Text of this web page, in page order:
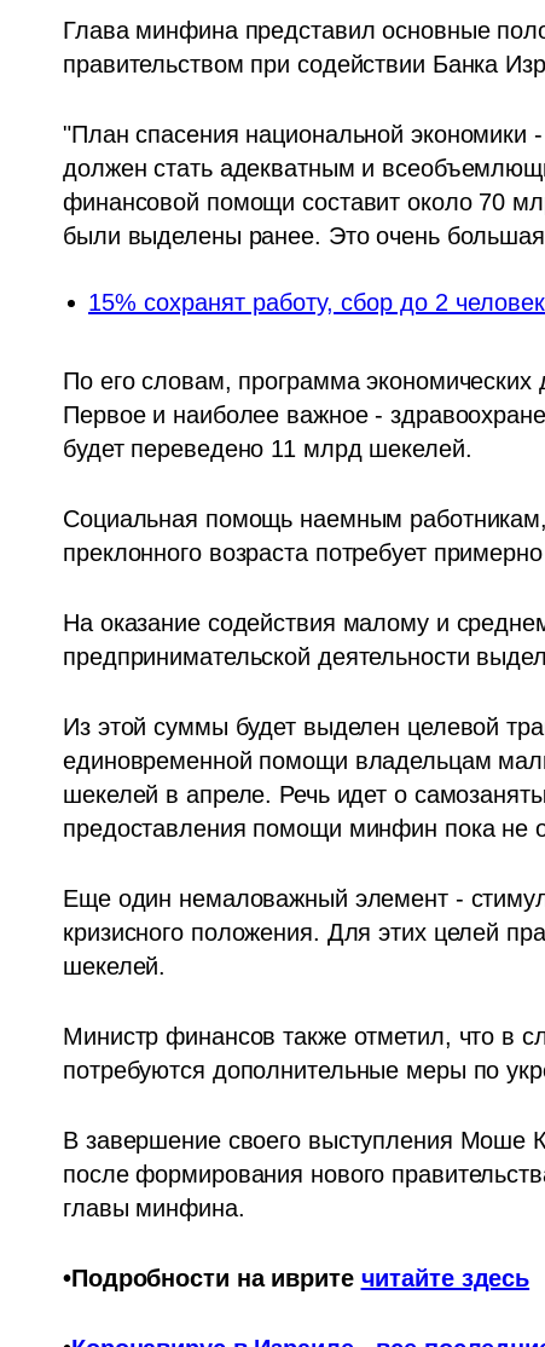
Глава минфина представил основные
правительством при содействии Банка
"План спасения национальной
должен стать адекватным и
финансовой помощи составит около 70
были выделены ранее. Это очень
15% сохранят работу, сбор до 2
По его словам, программа
Первое и наиболее важное -
будет переведено 11 млрд шекелей.
Социальная помощь наемным
преклонного возраста потребует
На оказание содействия малому и
предпринимательской деятельности
Из этой суммы будет выделен целевой
единовременной помощи владельцам
шекелей в апреле. Речь идет о
предоставления помощи минфин пока не
Еще один немаловажный элемент -
кризисного положения. Для этих целей
шекелей.
Министр финансов также отметил, что в
потребуются дополнительные меры по
В завершение своего выступления Моше
после формирования нового
главы минфина.
•Подробности на иврите читайте здесь